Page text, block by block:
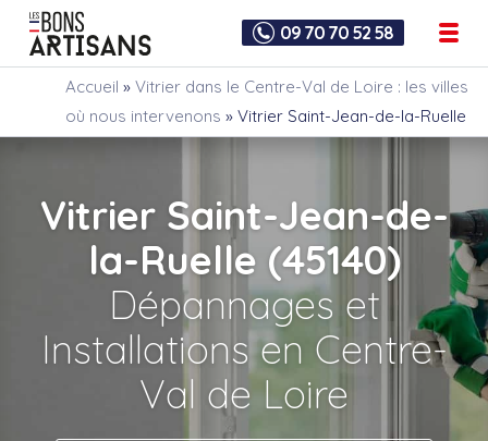
09 70 70 52 58
Accueil » Vitrier dans le Centre-Val de Loire : les villes
où nous intervenons » Vitrier Saint-Jean-de-la-Ruelle
Vitrier Saint-Jean-de-
la-Ruelle (45140)
Dépannages et
Installations en Centre-
Val de Loire